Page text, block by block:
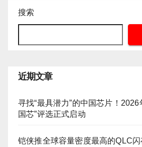
搜索
近期文章
寻找“最具潜力”的中国芯片！2026
国芯”评选正式启动
铠侠推全球容量密度最高的QLC